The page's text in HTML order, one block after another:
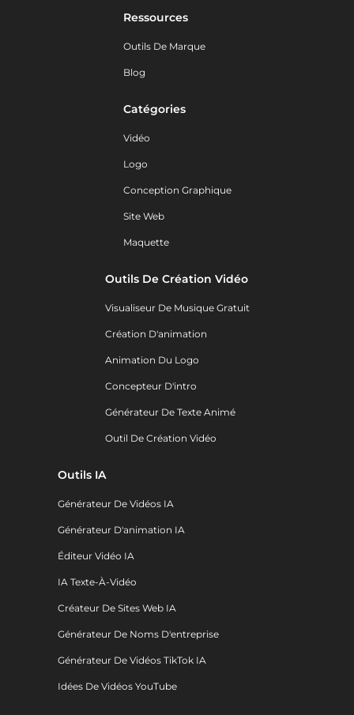
Ressources
Outils De Marque
Blog
Catégories
Vidéo
Logo
Conception Graphique
Site Web
Maquette
Outils De Création Vidéo
Visualiseur De Musique Gratuit
Création D'animation
Animation Du Logo
Concepteur D'intro
Générateur De Texte Animé
Outil De Création Vidéo
Outils IA
Générateur De Vidéos IA
Générateur D'animation IA
Éditeur Vidéo IA
IA Texte-À-Vidéo
Créateur De Sites Web IA
Générateur De Noms D'entreprise
Générateur De Vidéos TikTok IA
Idées De Vidéos YouTube